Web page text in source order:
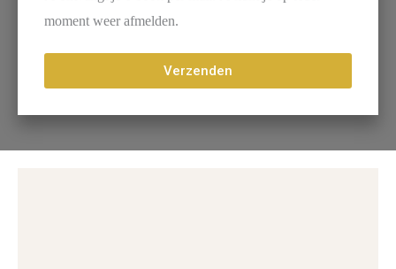
moment weer afmelden.
Verzenden